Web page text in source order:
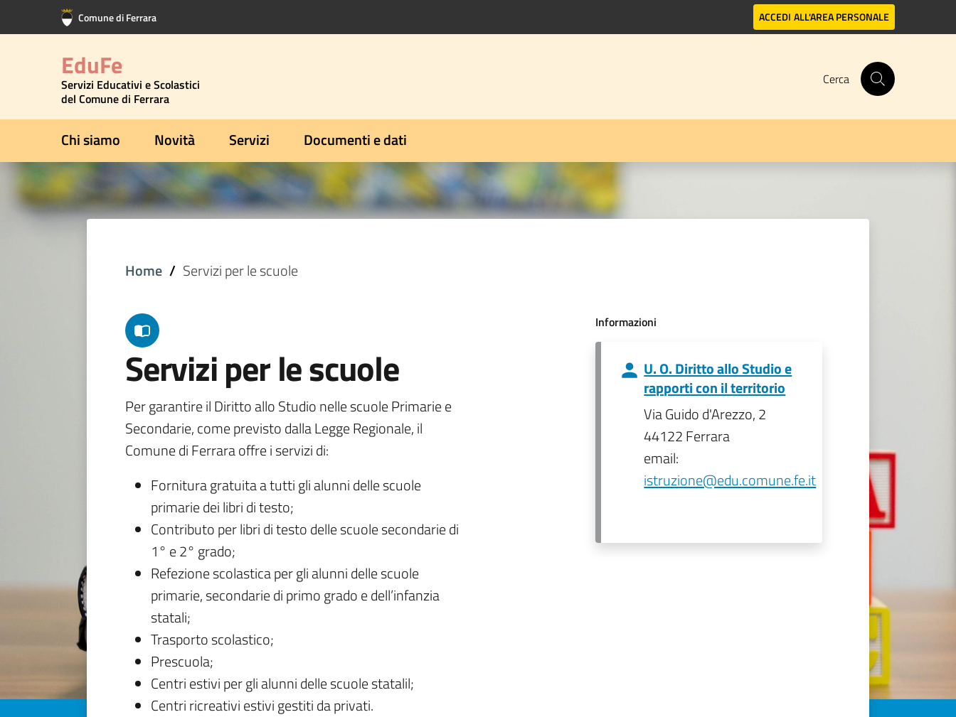
Vai al contenuto principale
Vai al footer Comune di Ferrara ACCEDI ALL'AREA PERSONALE
EduFe
Servizi Educativi e Scolastici
del Comune di Ferrara
Cerca
Chi siamo Novità Servizi Documenti e dati
Home Servizi per le scuole
Servizi per le scuole
Per garantire il Diritto allo Studio nelle scuole Primarie e
Secondarie, come previsto dalla Legge Regionale, il
Comune di Ferrara offre i servizi di:
Fornitura gratuita a tutti gli alunni delle scuole
primarie dei libri di testo;
Contributo per libri di testo delle scuole secondarie di
1° e 2° grado;
Refezione scolastica per gli alunni delle scuole
primarie, secondarie di primo grado e dell’infanzia
statali;
Trasporto scolastico;
Prescuola;
Centri estivi per gli alunni delle scuole statalil;
Centri ricreativi estivi gestiti da privati.
Informazioni
U. O. Diritto allo Studio e
rapporti con il territorio
Via Guido d'Arezzo, 2
44122 Ferrara
email:
istruzione@edu.comune.fe.it